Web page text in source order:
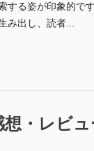
する姿が印象的で
み出し、読者...
想・レビ